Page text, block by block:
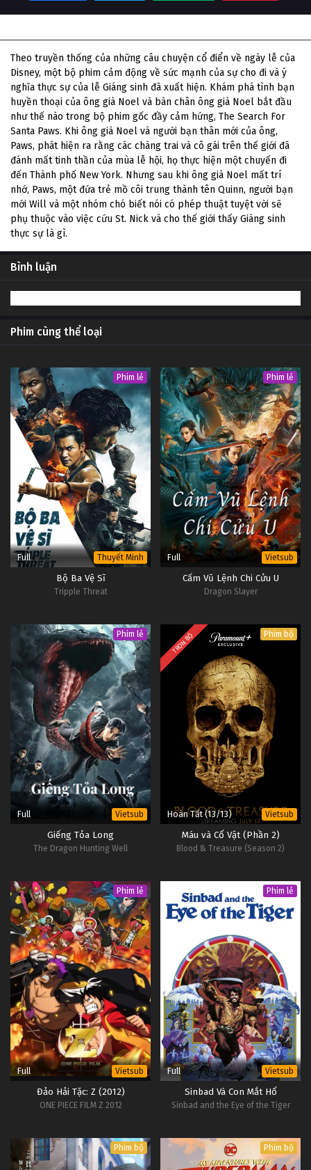
Theo truyền thống của những câu chuyện cổ điển về ngày lễ của
Disney, một bộ phim cảm động về sức mạnh của sự cho đi và ý
nghĩa thực sự của lễ Giáng sinh đã xuất hiện. Khám phá tình bạn
huyền thoại của ông già Noel và bàn chân ông già Noel bắt đầu
như thế nào trong bộ phim gốc đầy cảm hứng, The Search For
Santa Paws. Khi ông già Noel và người bạn thân mới của ông,
Paws, phát hiện ra rằng các chàng trai và cô gái trên thế giới đã
đánh mất tinh thần của mùa lễ hội, họ thực hiện một chuyến đi
đến Thành phố New York. Nhưng sau khi ông già Noel mất trí
nhớ, Paws, một đứa trẻ mồ côi trung thành tên Quinn, người bạn
mới Will và một nhóm chó biết nói có phép thuật tuyệt vời sẽ
phụ thuộc vào việc cứu St. Nick và cho thế giới thấy Giáng sinh
thực sự là gì.
Bình luận
Phim cùng thể loại
Phim lẻ
Full Thuyết Minh
Bộ Ba Vệ Sĩ
Tripple Threat
Phim lẻ
Full Vietsub
Cấm Vũ Lệnh Chi Cửu U
Dragon Slayer
Phim lẻ
Full Vietsub
Giếng Tỏa Long
The Dragon Hunting Well
TRỌN BỘ Phim bộ
Hoàn Tất (13/13) Vietsub
Máu và Cổ Vật (Phần 2)
Blood & Treasure (Season 2)
Phim lẻ
Full Vietsub
Đảo Hải Tặc: Z (2012)
ONE PIECE FILM Z 2012
Phim lẻ
Full Vietsub
Sinbad Và Con Mắt Hổ
Sinbad and the Eye of the Tiger
Phim bộ Phim bộ